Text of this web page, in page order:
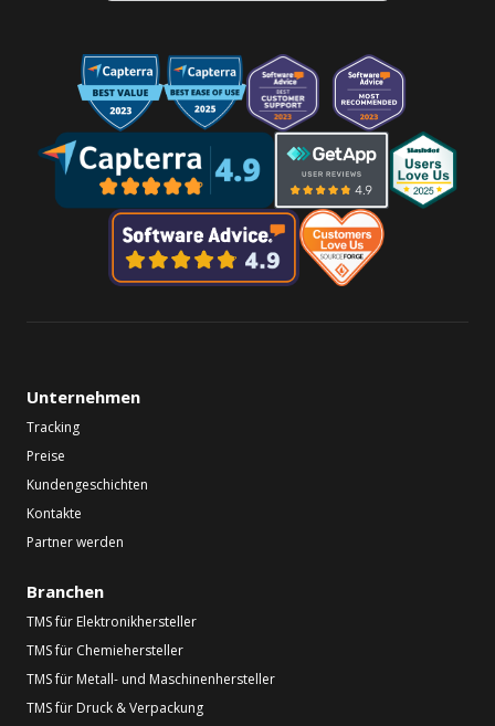
Unternehmen
Tracking
Preise
Kundengeschichten
Kontakte
Partner werden
Branchen
TMS für Elektronikhersteller
TMS für Chemiehersteller
TMS für Metall- und Maschinenhersteller
TMS für Druck & Verpackung